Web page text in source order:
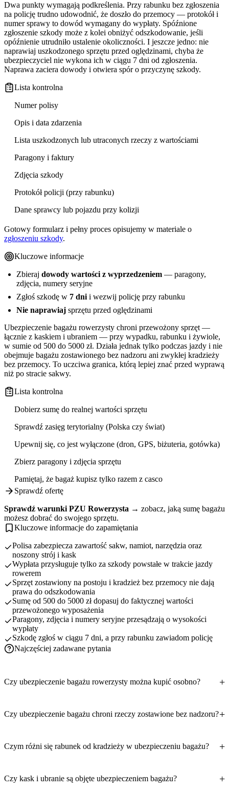
Dwa punkty wymagają podkreślenia. Przy rabunku bez zgłoszenia
na policję trudno udowodnić, że doszło do przemocy — protokół i
numer sprawy to dowód wymagany do wypłaty. Spóźnione
zgłoszenie szkody może z kolei obniżyć odszkodowanie, jeśli
opóźnienie utrudniło ustalenie okoliczności. I jeszcze jedno: nie
naprawiaj uszkodzonego sprzętu przed oględzinami, chyba że
ubezpieczyciel nie wykona ich w ciągu 7 dni od zgłoszenia.
Naprawa zaciera dowody i otwiera spór o przyczynę szkody.
Lista kontrolna
Numer polisy
Opis i data zdarzenia
Lista uszkodzonych lub utraconych rzeczy z wartościami
Paragony i faktury
Zdjęcia szkody
Protokół policji (przy rabunku)
Dane sprawcy lub pojazdu przy kolizji
Gotowy formularz i pełny proces opisujemy w materiale o
zgłoszeniu szkody.
Kluczowe informacje
Zbieraj dowody wartości z wyprzedzeniem — paragony,
zdjęcia, numery seryjne
Zgłoś szkodę w 7 dnii wezwij policję przy rabunku
Nie naprawiaj sprzętu przed oględzinami
Ubezpieczenie bagażu rowerzysty chroni przewożony sprzęt —
łącznie z kaskiem i ubraniem — przy wypadku, rabunku i żywiole,
w sumie od 500 do 5000 zł. Działa jednak tylko podczas jazdy i nie
obejmuje bagażu zostawionego bez nadzoru ani zwykłej kradzieży
bez przemocy. To uczciwa granica, którą lepiej znać przed wyprawą
niż po stracie sakwy.
Lista kontrolna
Dobierz sumę do realnej wartości sprzętu
Sprawdź zasięg terytorialny (Polska czy świat)
Upewnij się, co jest wyłączone (dron, GPS, biżuteria, gotówka)
Zbierz paragony i zdjęcia sprzętu
Pamiętaj, że bagaż kupisz tylko razem z casco
Sprawdź ofertę
Sprawdź warunki PZU Rowerzysta → zobacz, jaką sumę bagażu
możesz dobrać do swojego sprzętu.
Kluczowe informacje do zapamiętania
Polisa zabezpiecza zawartość sakw, namiot, narzędzia oraz
noszony strój i kask
Wypłata przysługuje tylko za szkody powstałe w trakcie jazdy
rowerem
Sprzęt zostawiony na postoju i kradzież bez przemocy nie dają
prawa do odszkodowania
Sumę od 500 do 5000 zł dopasuj do faktycznej wartości
przewożonego wyposażenia
Paragony, zdjęcia i numery seryjne przesądzają o wysokości
wypłaty
Szkodę zgłoś w ciągu 7 dni, a przy rabunku zawiadom policję
Najczęściej zadawane pytania
Czy ubezpieczenie bagażu rowerzysty można kupić osobno?
Czy ubezpieczenie bagażu chroni rzeczy zostawione bez nadzoru?
Czym różni się rabunek od kradzieży w ubezpieczeniu bagażu?
Czy kask i ubranie są objęte ubezpieczeniem bagażu?